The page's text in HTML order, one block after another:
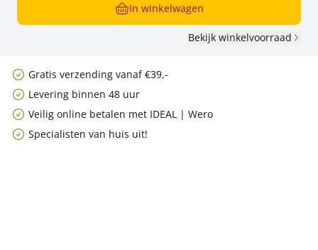
In winkelwagen
Bekijk winkelvoorraad
Gratis verzending vanaf €39,-
Levering binnen 48 uur
Veilig online betalen met IDEAL | Wero
Specialisten van huis uit!